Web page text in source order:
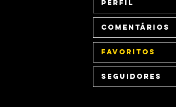
Perfil
Comentários
Favoritos
Seguidores